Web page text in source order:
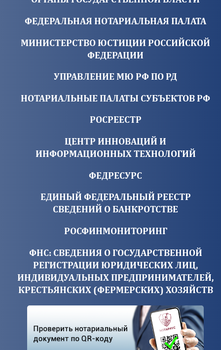
ФЕДЕРАЛЬНАЯ НОТАРИАЛЬНАЯ ПАЛАТА
МИНИСТЕРСТВО ЮСТИЦИИ РОССИЙСКОЙ
ФЕДЕРАЦИИ
УПРАВЛЕНИЕ МЮ РФ ПО РД
НОТАРИАЛЬНЫЕ ПАЛАТЫ СУБЪЕКТОВ РФ
РОСРЕЕСТР
ЦЕНТР ИННОВАЦИЙ И
ИНФОРМАЦИОННЫХ ТЕХНОЛОГИЙ
ФЕДРЕСУРС
ЕДИНЫЙ ФЕДЕРАЛЬНЫЙ РЕЕСТР
СВЕДЕНИЙ О БАНКРОТСТВЕ
РОСФИНМОНИТОРИНГ
ФНС: СВЕДЕНИЯ О ГОСУДАРСТВЕННОЙ
РЕГИСТРАЦИИ ЮРИДИЧЕСКИХ ЛИЦ,
ИНДИВИДУАЛЬНЫХ ПРЕДПРИНИМАТЕЛЕЙ,
КРЕСТЬЯНСКИХ (ФЕРМЕРСКИХ) ХОЗЯЙСТВ